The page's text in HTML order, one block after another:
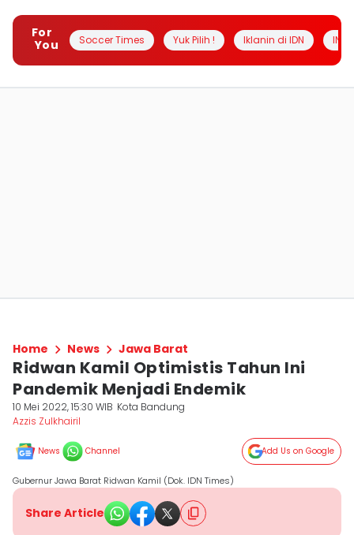
For
You
Soccer Times Yuk Pilih ! Iklanin di IDN
Home News Jawa Barat
Ridwan Kamil Optimistis Tahun Ini
Pandemik Menjadi Endemik
10 Mei 2022, 15:30 WIB Kota Bandung
Azzis Zulkhairil
News Channel Add Us on Google
Gubernur Jawa Barat Ridwan Kamil (Dok. IDN Times)
Share Article